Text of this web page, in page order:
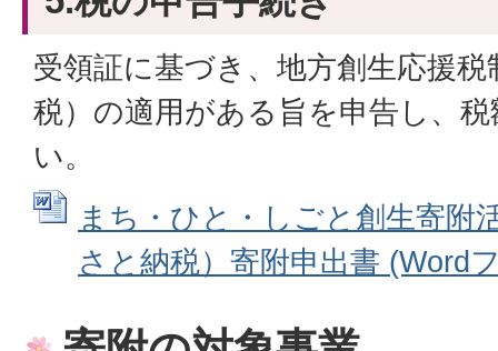
受領証に基づき、地方創生応援
税）の適用がある旨を申告し、
い。
まち・ひと・しごと創生寄附
さと納税）寄附申出書 (Word